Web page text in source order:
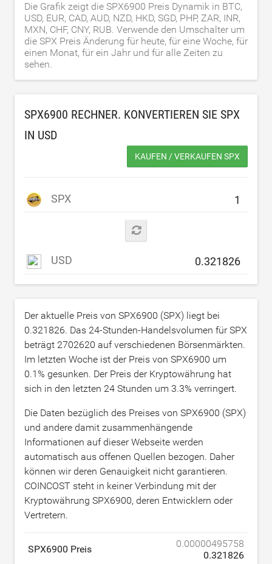
Die Grafik zeigt die SPX6900 Preis Dynamik in BTC,
USD, EUR, CAD, AUD, NZD, HKD, SGD, PHP, ZAR, INR,
MXN, CHF, CNY, RUB. Verwende den Umschalter um
die SPX Preis Änderung für heute, für eine Woche, für
einen Monat, für ein Jahr und für alle Zeiten zu
sehen.
SPX6900 RECHNER. KONVERTIEREN SIE SPX
IN USD
KAUFEN / VERKAUFEN SPX
SPX
USD
Der aktuelle Preis von SPX6900 (SPX) liegt bei
0.321826. Das 24-Stunden-Handelsvolumen für SPX
beträgt 2702620 auf verschiedenen Börsenmärkten.
Im letzten Woche ist der Preis von SPX6900 um
0.1% gesunken. Der Preis der Kryptowährung hat
sich in den letzten 24 Stunden um 3.3% verringert.
Die Daten bezüglich des Preises von SPX6900 (SPX)
und andere damit zusammenhängende
Informationen auf dieser Webseite werden
automatisch aus offenen Quellen bezogen. Daher
können wir deren Genauigkeit nicht garantieren.
COINCOST steht in keiner Verbindung mit der
Kryptowährung SPX6900, deren Entwicklern oder
Vertretern.
SPX6900 Preis
0.00000495758
0.321826